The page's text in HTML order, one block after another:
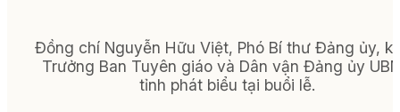
Đồng chí Nguyễn Hữu Việt, Phó Bí thư Đảng ủy,
Trưởng Ban Tuyên giáo và Dân vận Đảng ủy
tỉnh phát biểu tại buổi lễ.